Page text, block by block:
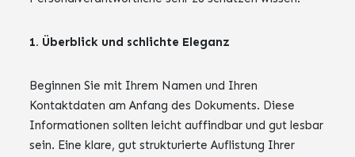
1. Überblick und schlichte Eleganz
Beginnen Sie mit Ihrem Namen und Ihren
Kontaktdaten am Anfang des Dokuments. Diese
Informationen sollten leicht auffindbar und gut lesbar
sein. Eine klare, gut strukturierte Auflistung Ihrer